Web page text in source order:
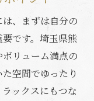
、まずは自分の
です。埼玉県熊
リューム満点の
空間でゆったり
ックスにもつな